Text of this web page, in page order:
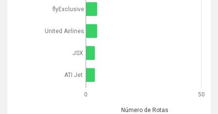
0 50
Número de Rotas
flyExclusive
United Airlines
JSX
ATI Jet